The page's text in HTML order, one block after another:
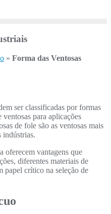
» Forma das Ventosas
ser classificadas por formas
para aplicações
de fole são as ventosas mais
indústrias.
oferecem vantagens que
diferentes materiais de
papel crítico na seleção de